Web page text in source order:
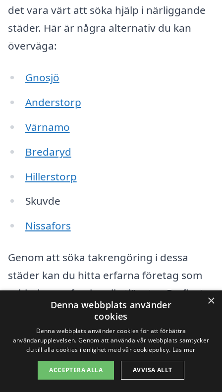
det vara värt att söka hjälp i närliggande
städer. Här är några alternativ du kan
överväga:
Gnosjö
Anderstorp
Värnamo
Bredaryd
Hillerstorp
Skuvde
Nissafors
Genom att söka takrengöring i dessa
städer kan du hitta erfarna företag som
erbjuder professionella tjänster. De flesta
av dessa företag tillhandahåller en rad
tjänster, inklusive:
Rengöring av takpannor och plåttak
×
Denna webbplats använder
cookies
Denna webbplats använder cookies för att förbättra
användarupplevelsen. Genom att använda vår webbplats samtycker
du till alla cookies i enlighet med vår cookiepolicy. Läs mer
ACCEPTERA ALLA AVVISA ALLT